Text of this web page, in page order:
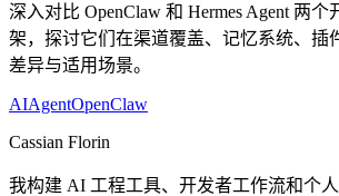
深入对比 OpenClaw 和 Hermes Agent 两个
架，探讨它们在渠道覆盖、记忆系统、插
差异与适用场景。
AIAgentOpenClaw
Cassian Florin
我构建 AI 工程工具、开发者工作流和个